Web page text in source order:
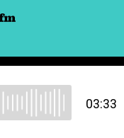
03:33